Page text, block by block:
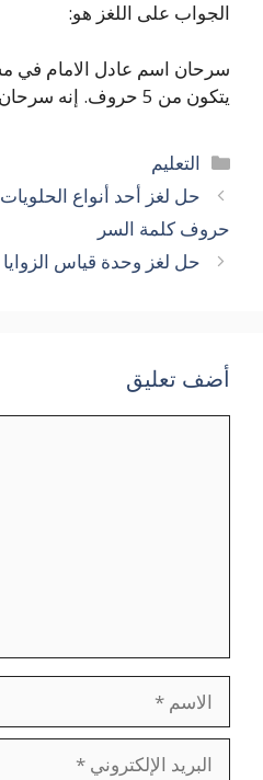
الجواب على اللغز هو:
سرحان اسم عادل الامام في
يتكون من 5 حروف. إنه سرحان.
التصنيفات
التعليم
حروف كلمة السر
حل لغز وحدة قياس الزوايا من 4 حروف
أضف تعليق